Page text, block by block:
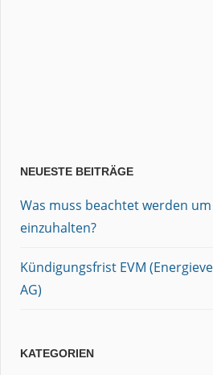
NEUESTE BEITRÄGE
Was muss beachtet werden
einzuhalten?
Kündigungsfrist EVM
AG)
KATEGORIEN